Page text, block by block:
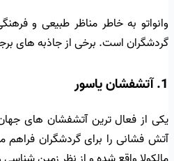
وانواتو به خاطر مناظر طبیعی و
گردشگران است. برخی از جاذبه های
1. آتشفشان یاسور
یکی از فعال ترین آتشفشان های
آتش فشانی را برای گردشگران فراهم